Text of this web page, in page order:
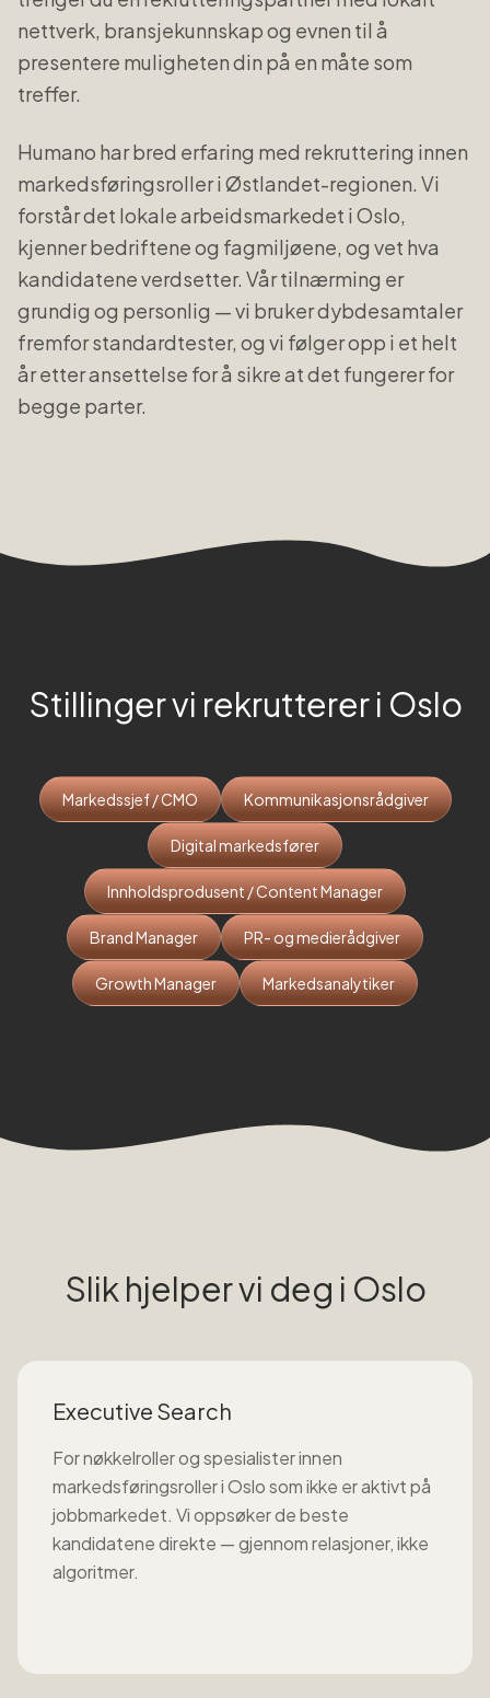
nettverk, bransjekunnskap og evnen til å
presentere muligheten din på en måte som
treffer.
Humano har bred erfaring med rekruttering innen
markedsføringsrolleri Østlandet-regionen. Vi
forstår det lokale arbeidsmarkedet i Oslo,
kjenner bedriftene og fagmiljøene, og vet hva
kandidatene verdsetter. Vår tilnærming er
grundig og personlig — vi bruker dybdesamtaler
fremfor standardtester, og vi følger opp i et helt
år etter ansettelse for å sikre at det fungerer for
begge parter.
Stillinger vi rekrutterer i Oslo
Markedssjef / CMO Kommunikasjonsrådgiver
Digital markedsfører
Innholdsprodusent / Content Manager
Brand Manager PR- og medierådgiver
Growth Manager Markedsanalytiker
Slik hjelper vi deg i Oslo
Executive Search
For nøkkelroller og spesialister innen
markedsføringsrolleriOslosom ikke er aktivt på
jobbmarkedet. Vi oppsøker de beste
kandidatene direkte — gjennom relasjoner, ikke
algoritmer.